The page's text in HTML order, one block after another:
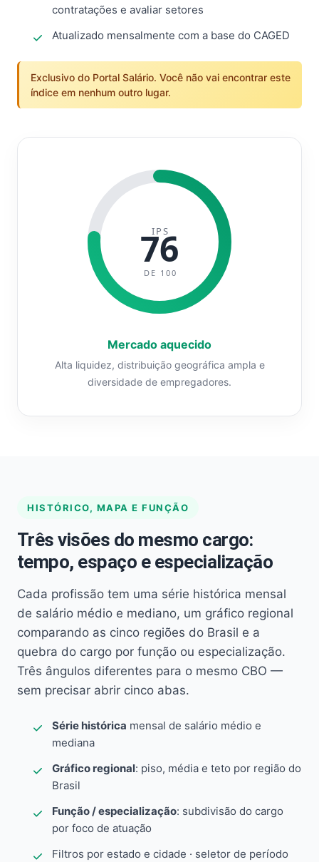
contratações e avaliar setores
Atualizado mensalmente com a base do CAGED
Exclusivo do Portal Salário. Você não vai encontrar este
índice em nenhum outro lugar.
IPS
76
DE 100
Mercado aquecido
Alta liquidez, distribuição geográfica ampla e
diversidade de empregadores.
HISTÓRICO, MAPA E FUNÇÃO
Três visões do mesmo cargo:
tempo, espaço e especialização
Cada profissão tem uma série histórica mensal
de salário médio e mediano, um gráfico regional
comparando as cinco regiões do Brasil e a
quebra do cargo por função ou especialização.
Três ângulos diferentes para o mesmo CBO —
sem precisar abrir cinco abas.
Série histórica mensal de salário médio e
mediana
Gráfico regional: piso, média e teto por região do
Brasil
Função / especialização: subdivisão do cargo
por foco de atuação
Filtros por estado e cidade · seletor de período